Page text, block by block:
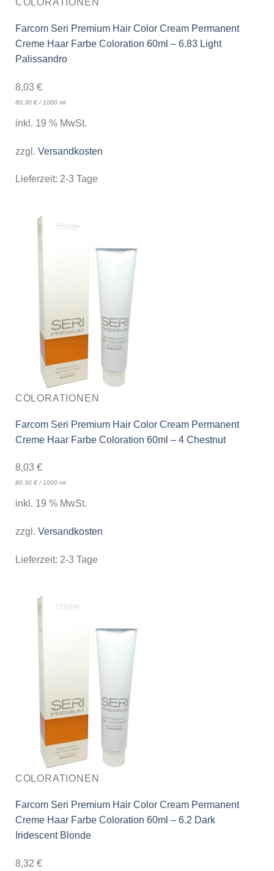
COLORATIONEN
Farcom Seri Premium Hair Color Cream Permanent
Creme Haar Farbe Coloration 60ml – 6.83 Light
Palissandro
8,03 €
80,30 €/ 1000 ml
inkl. 19 % MwSt.
zzgl. Versandkosten
Lieferzeit: 2-3 Tage
COLORATIONEN
Farcom Seri Premium Hair Color Cream Permanent
Creme Haar Farbe Coloration 60ml – 4 Chestnut
8,03 €
80,30 €/1000 ml
inkl. 19 % MwSt.
zzgl. Versandkosten
Lieferzeit: 2-3 Tage
COLORATIONEN
Farcom Seri Premium Hair Color Cream Permanent
Creme Haar Farbe Coloration 60ml – 6.2 Dark
Iridescent Blonde
8,32 €